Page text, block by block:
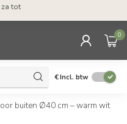
tot
0
€Incl. btw
buiten Ø40 cm – warm wit